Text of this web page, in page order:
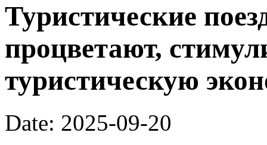
Туристические
процветают,
туристическую
Date: 2025-09-20